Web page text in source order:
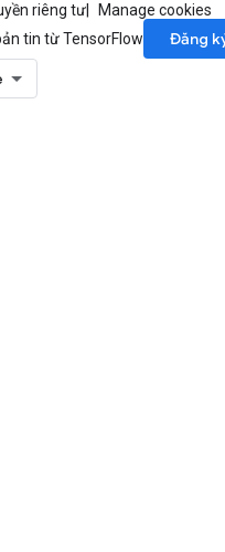
riêng tư
Manage cookies
tin từ TensorFlow
Đăng